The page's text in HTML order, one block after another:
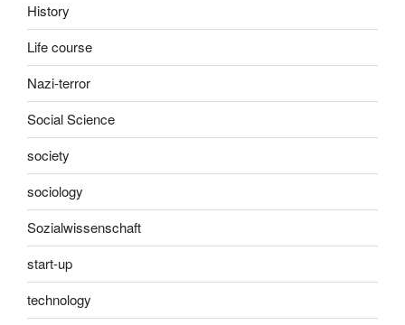
History
Life course
Nazi-terror
Social Science
society
sociology
Sozialwissenschaft
start-up
technology